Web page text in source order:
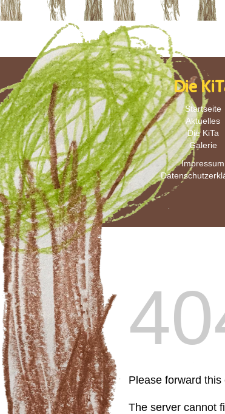
Die
Startseite
Aktuelles
Die KiTa
Galerie
Impressum
Please forward
The server cannot